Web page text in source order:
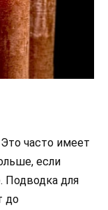
часто имеет
если
Подводка для
до